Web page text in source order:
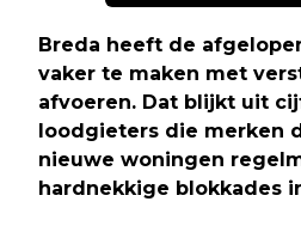
Breda heeft de
vaker te maken met
afvoeren. Dat blijkt uit
loodgieters die merken
nieuwe woningen
hardnekkige blokkades